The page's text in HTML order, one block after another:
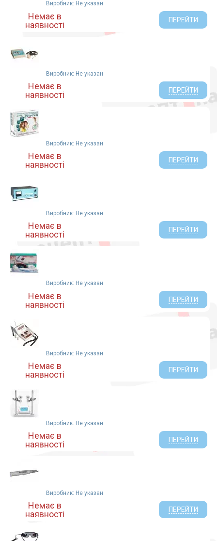
Виробник: Не указан
Немає в
наявності
ПЕРЕЙТИ
Виробник: Не указан
Немає в
наявності
ПЕРЕЙТИ
Виробник: Не указан
Немає в
наявності
ПЕРЕЙТИ
Виробник: Не указан
Немає в
наявності
ПЕРЕЙТИ
Виробник: Не указан
Немає в
наявності
ПЕРЕЙТИ
Виробник: Не указан
Немає в
наявності
ПЕРЕЙТИ
Виробник: Не указан
Немає в
наявності
ПЕРЕЙТИ
Виробник: Не указан
Немає в
наявності
ПЕРЕЙТИ